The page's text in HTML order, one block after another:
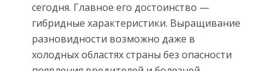
сегодня. Главное его достоинство —
гибридные характеристики. Выращивание
разновидности возможно даже в
холодных областях страны без опасности